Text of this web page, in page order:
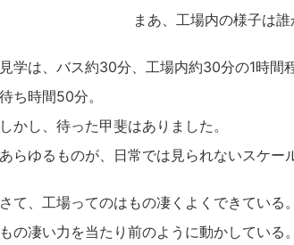
まあ、工場内の様子は
見学は、バス約30分、工場内約30分の1時間
待ち時間50分。
しかし、待った甲斐はありました。
あらゆるものが、日常では見られないスケー
さて、工場ってのはもの凄くよくできている。
もの凄い力を当たり前のように動かしている。